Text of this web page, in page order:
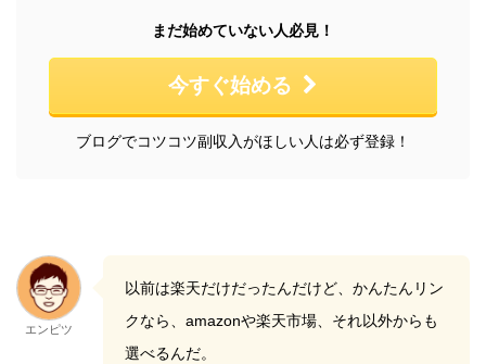
まだ始めていない人必見！
今すぐ始める
ブログでコツコツ副収入がほしい人は必ず登録！
エンピツ
以前は楽天だけだったんだけど、かんたんリン
クなら、amazonや楽天市場、それ以外からも
選べるんだ。